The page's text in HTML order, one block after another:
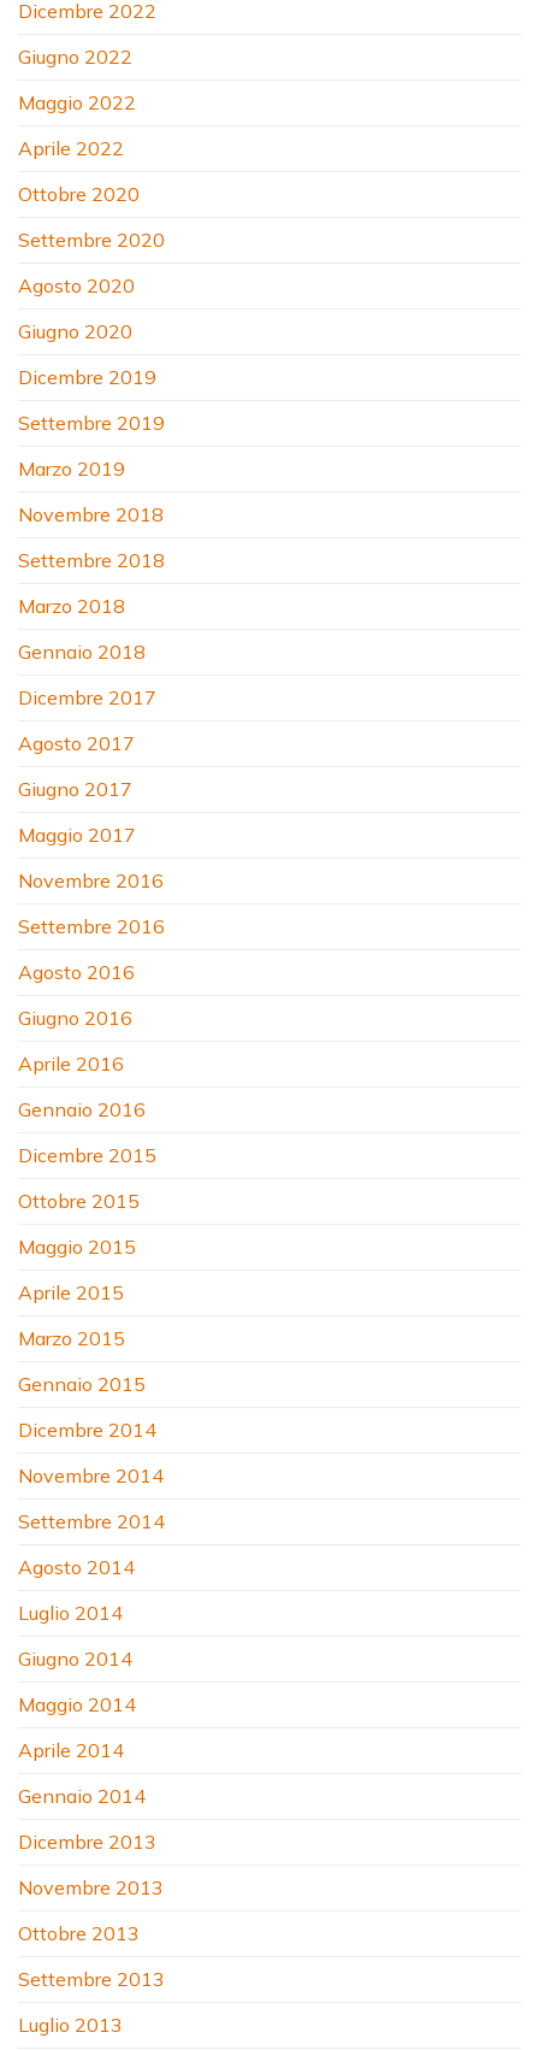
Dicembre 2022
Giugno 2022
Maggio 2022
Aprile 2022
Ottobre 2020
Settembre 2020
Agosto 2020
Giugno 2020
Dicembre 2019
Settembre 2019
Marzo 2019
Novembre 2018
Settembre 2018
Marzo 2018
Gennaio 2018
Dicembre 2017
Agosto 2017
Giugno 2017
Maggio 2017
Novembre 2016
Settembre 2016
Agosto 2016
Giugno 2016
Aprile 2016
Gennaio 2016
Dicembre 2015
Ottobre 2015
Maggio 2015
Aprile 2015
Marzo 2015
Gennaio 2015
Dicembre 2014
Novembre 2014
Settembre 2014
Agosto 2014
Luglio 2014
Giugno 2014
Maggio 2014
Aprile 2014
Gennaio 2014
Dicembre 2013
Novembre 2013
Ottobre 2013
Settembre 2013
Luglio 2013